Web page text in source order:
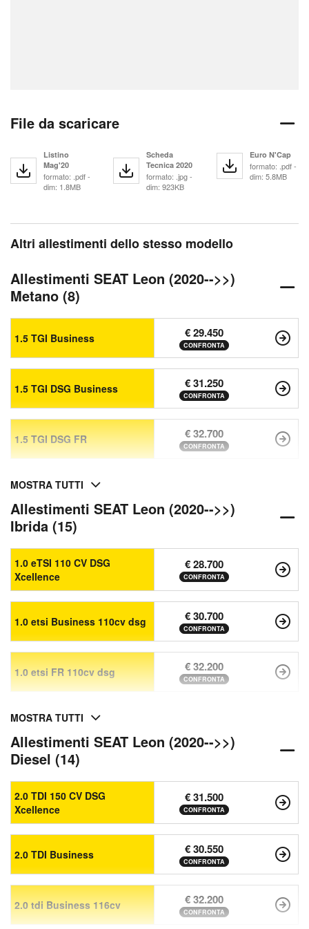
File da scaricare
Listino
Mag'20
formato: .pdf -
dim: 1.8MB
Scheda
Tecnica 2020
formato: .jpg -
dim: 923KB
Euro N'Cap
formato: .pdf -
dim: 5.8MB
Altri allestimenti dello stesso modello
Allestimenti SEAT Leon (2020-->>)
Metano (8)
1.5 TGI Business € 29.450
CONFRONTA
1.5 TGI DSG Business € 31.250
CONFRONTA
1.5 TGI DSG FR € 32.700
CONFRONTA
MOSTRA TUTTI
Allestimenti SEAT Leon (2020-->>)
Ibrida (15)
1.0 eTSI 110 CV DSG
Xcellence
€ 28.700
CONFRONTA
1.0 etsi Business 110cv dsg € 30.700
CONFRONTA
1.0 etsi FR 110cv dsg € 32.200
CONFRONTA
MOSTRA TUTTI
Allestimenti SEAT Leon (2020-->>)
Diesel (14)
2.0 TDI 150 CV DSG
Xcellence
€ 31.500
CONFRONTA
2.0 TDI Business € 30.550
CONFRONTA
2.0 tdi Business 116cv € 32.200
CONFRONTA